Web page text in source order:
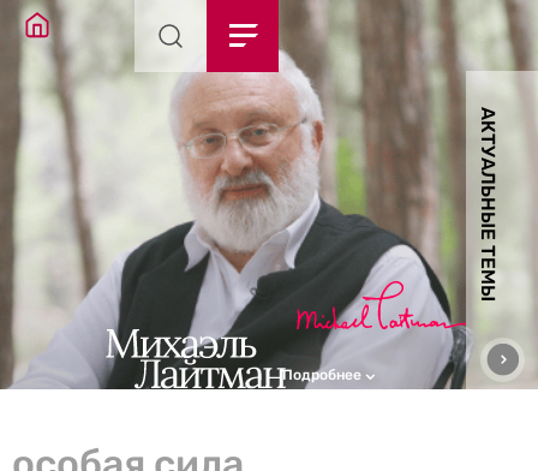
АКТУАЛЬНЫЕ ТЕМЫ
Подробнее